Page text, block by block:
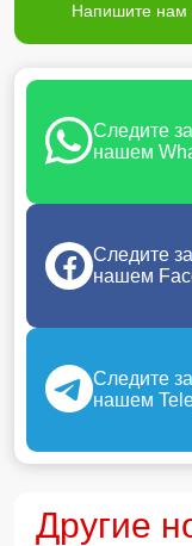
Напишите нам
Следите
нашем
Следите
нашем
Следите
нашем
Другие